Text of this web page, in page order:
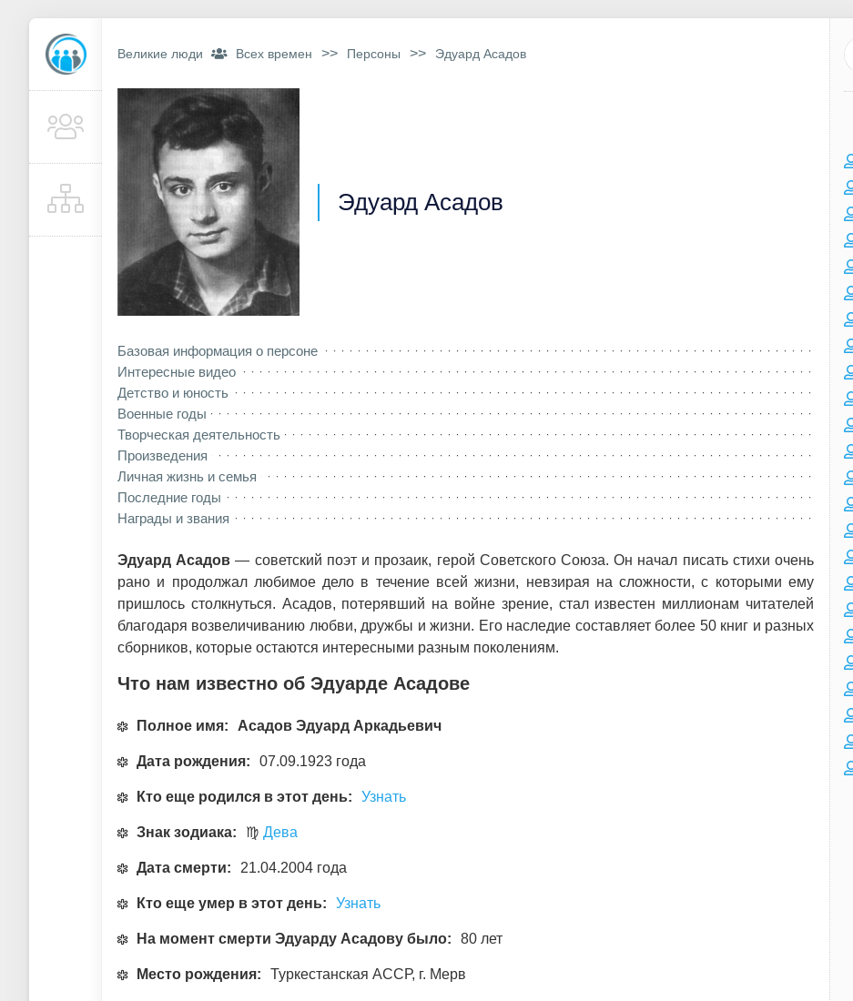
Великие люди Всех времен >> Персоны >> Эдуард Асадов
Эдуард Асадов
Базовая информация о персоне
Интересные видео
Детство и юность
Военные годы
Творческая деятельность
Произведения
Личная жизнь и семья
Последние годы
Награды и звания
Эдуард Асадов — советский поэт и прозаик, герой Советского Союза. Он начал писать стихи очень
рано и продолжал любимое дело в течение всей жизни, невзирая на сложности, с которыми ему
пришлось столкнуться. Асадов, потерявший на войне зрение, стал известен миллионам читателей
благодаря возвеличиванию любви, дружбы и жизни. Его наследие составляет более 50 книг и разных
сборников, которые остаются интересными разным поколениям.
Что нам известно об Эдуарде Асадове
Полное имя: Асадов Эдуард Аркадьевич
Дата рождения: 07.09.1923 года
Кто еще родился в этот день: Узнать
Знак зодиака: ♍ Дева
Дата смерти: 21.04.2004 года
Кто еще умер в этот день: Узнать
На момент смерти Эдуарду Асадову было: 80 лет
Место рождения: Туркестанская АССР, г. Мерв